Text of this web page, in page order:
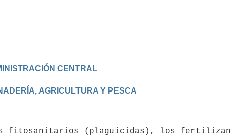
CENTRAL
AGRICULTURA Y PESCA